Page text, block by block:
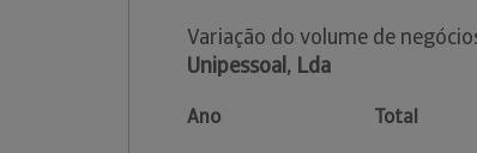
Variação do volume de
Unipessoal, Lda
Ano Total